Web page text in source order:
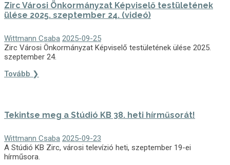
Zirc Városi Önkormányzat Képviselő testületének
ülése 2025. szeptember 24. (videó)
Wittmann Csaba 2025-09-25
Zirc Városi Önkormányzat Képviselő testületének ülése 2025.
szeptember 24.
Tovább ❯
Tekintse meg a Stúdió KB 38. heti hírműsorát!
Wittmann Csaba 2025-09-23
A Stúdió KB Zirc, városi televízió heti, szeptember 19-ei
hírműsora.